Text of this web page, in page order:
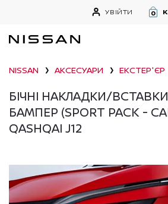
УВІЙТИ 0
NISSAN ❯ АКСЕСУАРИ ❯ ЕКСТЕР'ЄР
БІЧНІ НАКЛАДКИ/
БАМПЕР (SPORT PACK -
QASHQAI J12